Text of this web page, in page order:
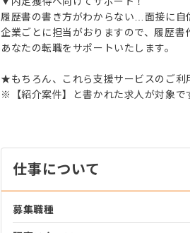
履歴書の書き方がわからない…面接に自
企業ごとに担当がおりますので、履歴書
あなたの転職をサポートいたします。
★もちろん、これら支援サービスのご
※【紹介案件】と書かれた求人が対象で
仕事について
募集職種